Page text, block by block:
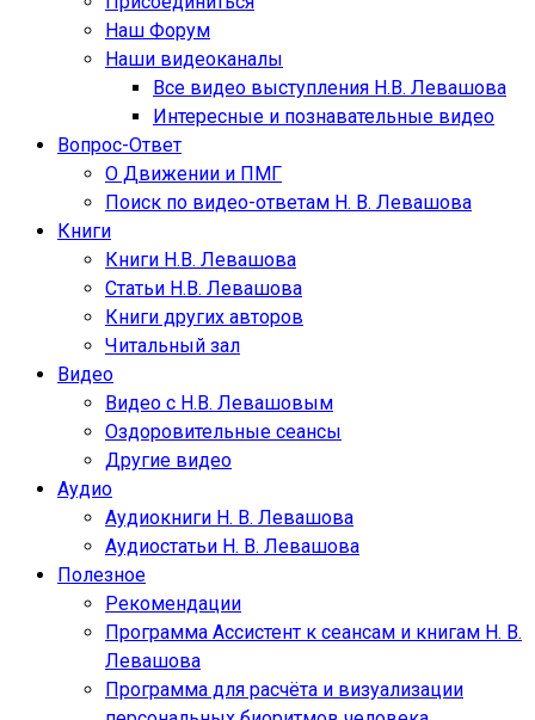
Наш Форум
Наши видеоканалы
Все видео выступления Н.В. Левашова
Интересные и познавательные видео
Вопрос-Ответ
О Движении и ПМГ
Поиск по видео-ответам Н. В. Левашова
Книги
Книги Н.В. Левашова
Статьи Н.В. Левашова
Книги других авторов
Читальный зал
Видео
Видео с Н.В. Левашовым
Оздоровительные сеансы
Другие видео
Аудио
Аудиокниги Н. В. Левашова
Аудиостатьи Н. В. Левашова
Полезное
Рекомендации
Программа Ассистент к сеансам и книгам Н. В.
Левашова
Программа для расчёта и визуализации